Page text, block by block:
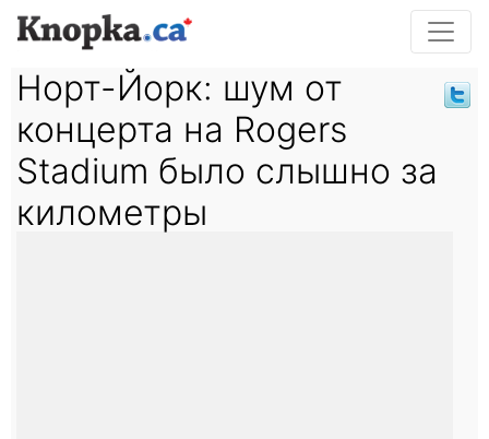
Норт-Йорк: шум от
концерта на Rogers
Stadium было слышно за
километры